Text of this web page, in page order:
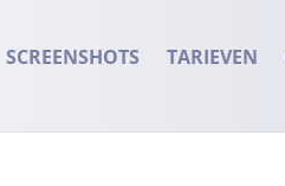
SCREENSHOTS TARIEVEN